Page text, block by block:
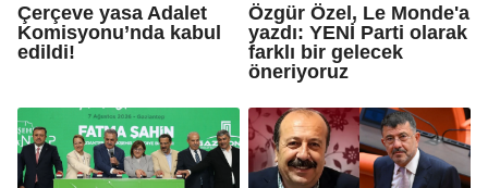
Çerçeve yasa Adalet
Komisyonu’nda kabul
edildi!
Özgür Özel, Le Monde'a
yazdı: YENİ Parti olarak
farklı bir gelecek
öneriyoruz